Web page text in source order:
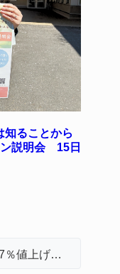
知ることから
ン説明会 15日
名張市立病院のDMAT、熊本地震の被災地へ 能登以来3回目の派遣